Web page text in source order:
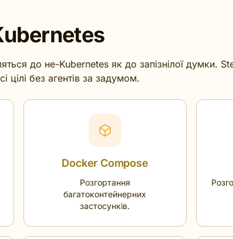
до не-Kubernetes як до запізнілої думки.
цілі без агентів за задумом.
Docker Compose
Розгортання
багатоконтейнерних
застосунків.